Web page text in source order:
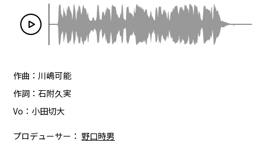
作曲：川嶋可能
作詞：石附久実
Vo：小田切大
プロデューサー：野口時男